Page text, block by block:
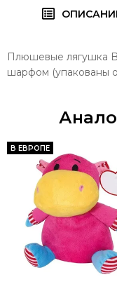
Плюшевые лягушка
шарфом (упакованы
В ЕВРОПЕ